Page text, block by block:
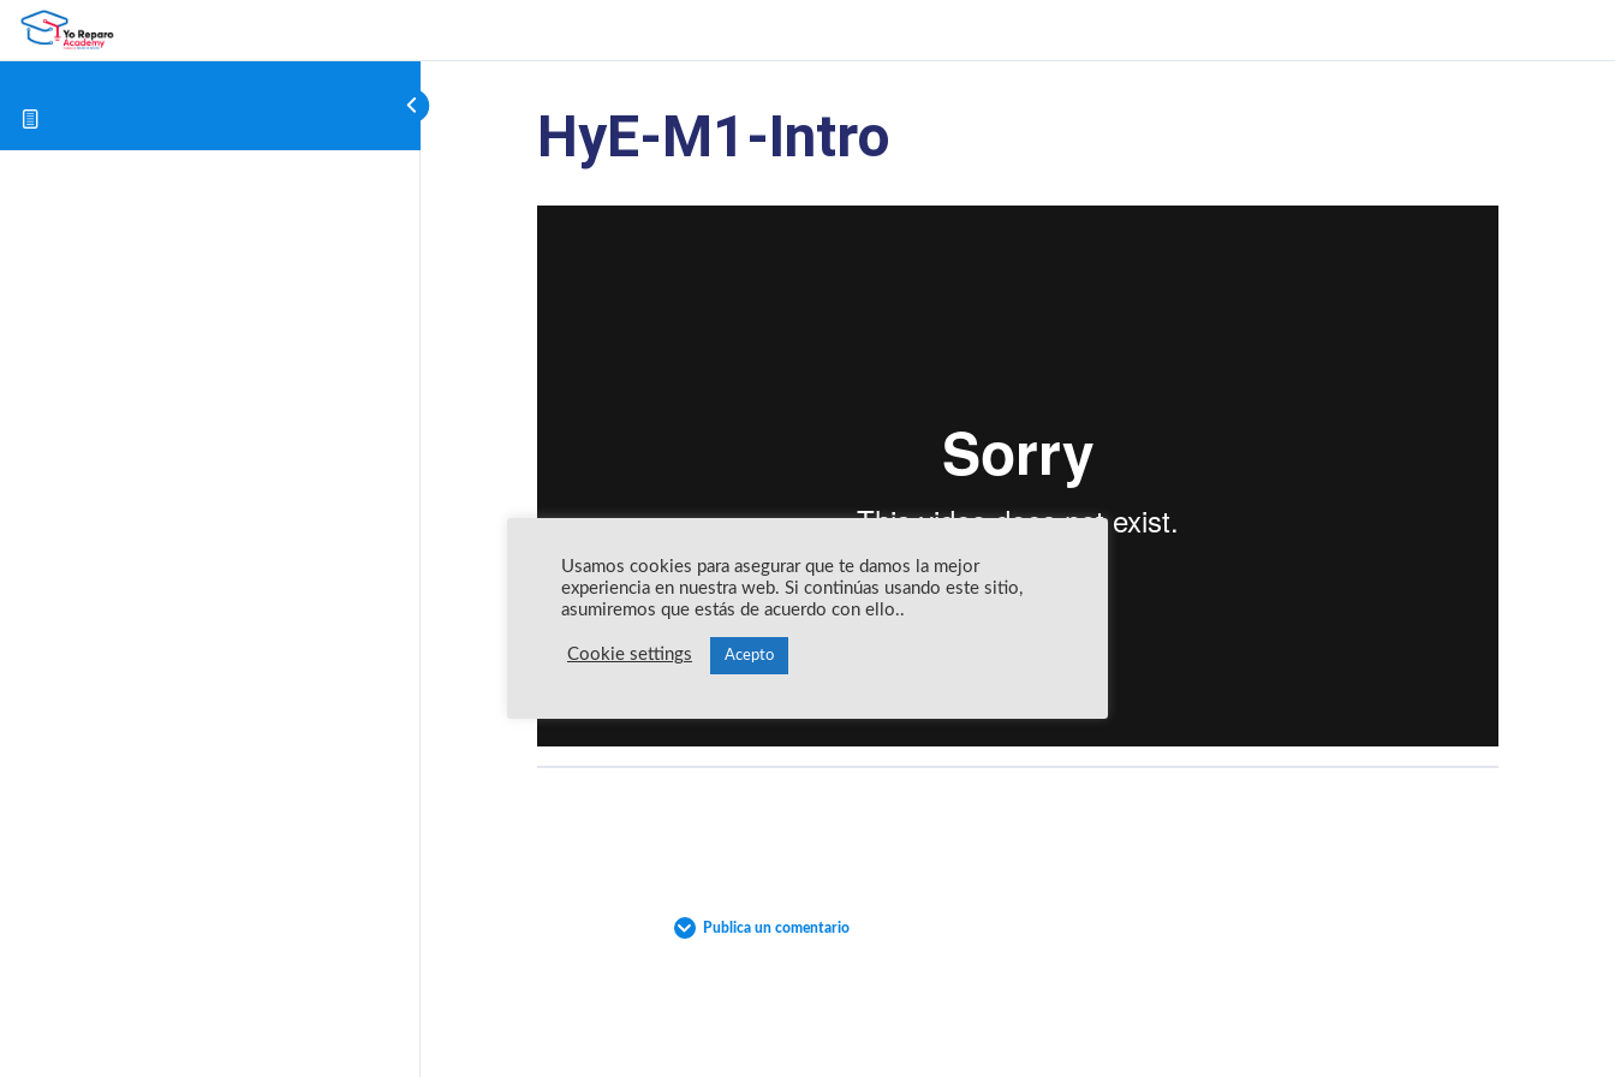
HyE-M1-Intro
Publica un comentario
Usamos cookies para asegurar que te damos la mejor
experiencia en nuestra web. Si continúas usando este sitio,
asumiremos que estás de acuerdo con ello..
Cookie settings Acepto